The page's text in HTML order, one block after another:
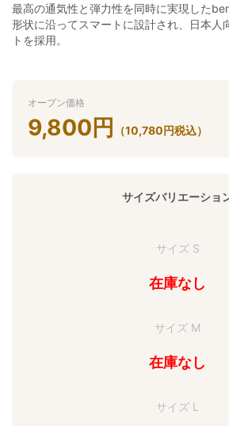
最高の通気性と弾力性を同時に実現した
形状に沿ってスマートに設計され、日本人
トを採用。
オープン価格
9,800円 （10,780円税込）
サイズバリエーショ
サイズ S
在庫なし
サイズ M
在庫なし
サイズ L